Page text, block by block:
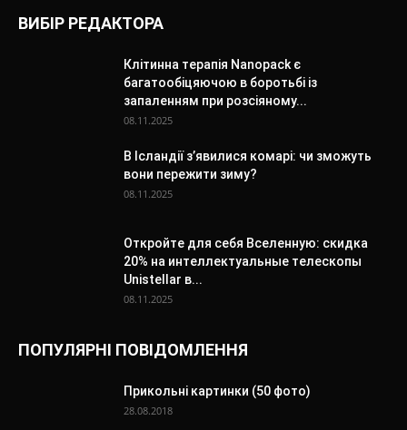
ВИБІР РЕДАКТОРА
Клітинна терапія Nanopack є
багатообіцяючою в боротьбі із
запаленням при розсіяному...
08.11.2025
В Ісландії з’явилися комарі: чи зможуть
вони пережити зиму?
08.11.2025
Откройте для себя Вселенную: скидка
20% на интеллектуальные телескопы
Unistellar в...
08.11.2025
ПОПУЛЯРНІ ПОВІДОМЛЕННЯ
Прикольні картинки (50 фото)
28.08.2018